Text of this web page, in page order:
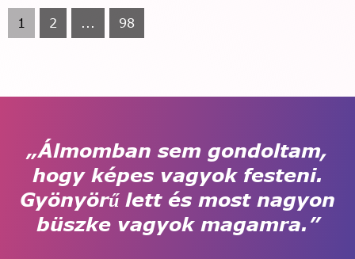
1 2 ... 98
„Álmomban sem gondoltam,
hogy képes vagyok festeni.
Gyönyörű lett és most nagyon
büszke vagyok magamra.”